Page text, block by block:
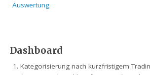
Auswertung
Dashboard
Kategorisierung nach kurzfristigem